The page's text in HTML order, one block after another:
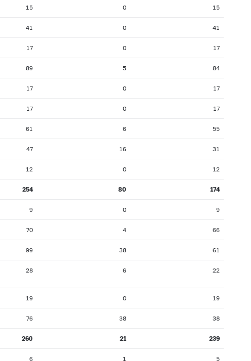
15 0 15
41 0 41
17 0 17
89 5 84
17 0 17
17 0 17
61 6 55
47 16 31
12 0 12
254 80 174
9 0 9
70 4 66
99 38 61
28 6 22
19 0 19
76 38 38
260 21 239
6 1 5